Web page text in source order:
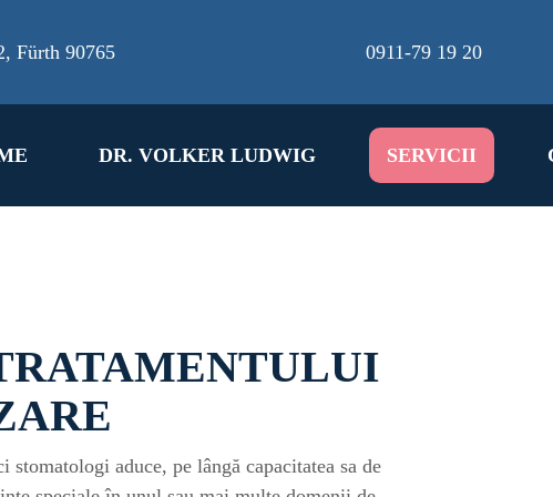
,Fürth 90765 0911-79 19 20
DR. VOLKER LUDWIG SERVICII
aduce, pe lângă capacitatea sa de